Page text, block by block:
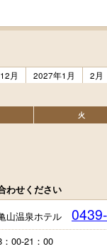
12月 2027年1月 2月
火
わせください
山温泉ホテル
：00-21：00